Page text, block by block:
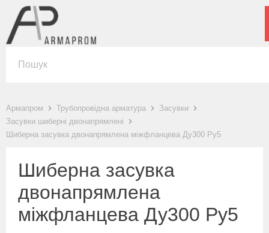
Армапром Трубопровідна арматура
Засувки
Засувки шиберні двонапрямлені
Шиберна засувка двонапрямлена міжфланцева Ду300 Ру5
Шиберна засувка
двонапрямлена
міжфланцева Ду300 Ру5